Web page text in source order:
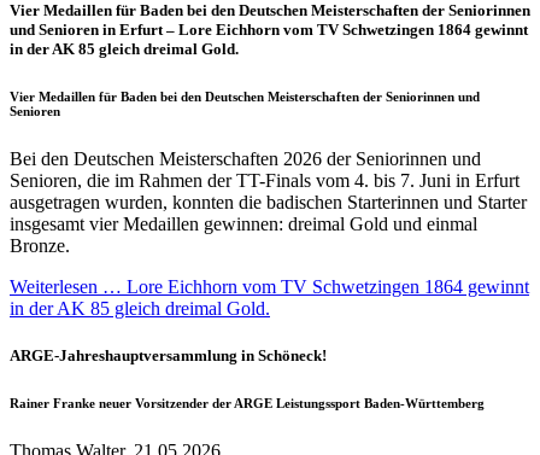
Vier Medaillen für Baden bei den Deutschen Meisterschaften der Seniorinnen
und Senioren in Erfurt – Lore Eichhorn vom TV Schwetzingen 1864 gewinnt
in der AK 85 gleich dreimal Gold.
Vier Medaillen für Baden bei den Deutschen Meisterschaften der Seniorinnen und
Senioren
Bei den Deutschen Meisterschaften 2026 der Seniorinnen und
Senioren, die im Rahmen der TT-Finals vom 4. bis 7. Juni in Erfurt
ausgetragen wurden, konnten die badischen Starterinnen und Starter
insgesamt vier Medaillen gewinnen: dreimal Gold und einmal
Bronze.
Weiterlesen … Lore Eichhorn vom TV Schwetzingen 1864 gewinnt
in der AK 85 gleich dreimal Gold.
ARGE-Jahreshauptversammlung in Schöneck!
Rainer Franke neuer Vorsitzender der ARGE Leistungssport Baden-Württemberg